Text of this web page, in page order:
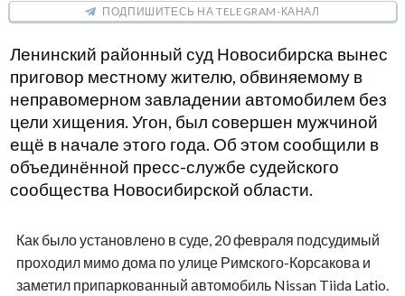
ПОДПИШИТЕСЬ НА TELEGRAM-КАНАЛ
Ленинский районный суд Новосибирска вынес
приговор местному жителю, обвиняемому в
неправомерном завладении автомобилем без
цели хищения. Угон, был совершен мужчиной
ещё в начале этого года. Об этом сообщили в
объединённой пресс-службе судейского
сообщества Новосибирской области.
Как было установлено в суде, 20 февраля подсудимый
проходил мимо дома по улице Римского-Корсакова и
заметил припаркованный автомобиль Nissan Tiida Latio.